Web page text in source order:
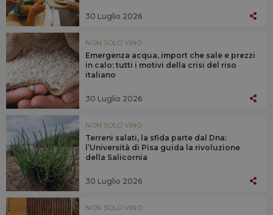
30 Luglio 2026
NON SOLO VINO
Emergenza acqua, import che sale e prezzi
in calo: tutti i motivi della crisi del riso
italiano
30 Luglio 2026
NON SOLO VINO
Terreni salati, la sfida parte dal Dna:
l’Università di Pisa guida la rivoluzione
della Salicornia
30 Luglio 2026
NON SOLO VINO